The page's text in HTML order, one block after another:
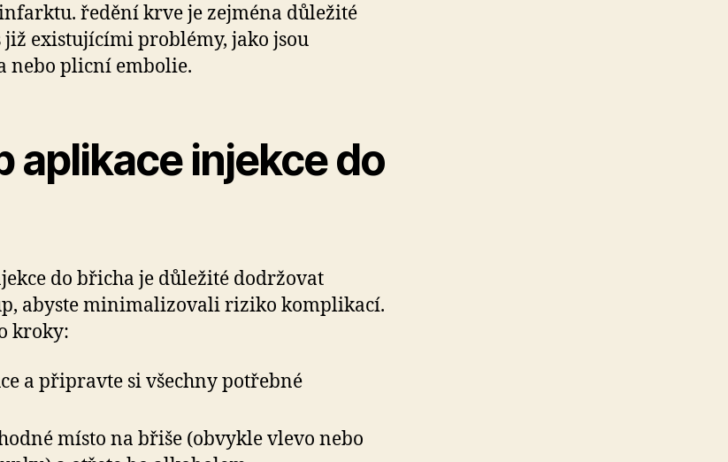
ředění krve je zejména důležité
již existujícími problémy, jako jsou
nebo plicní embolie.
aplikace injekce do
do břicha je důležité dodržovat
abyste minimalizovali riziko komplikací.
kroky:
a připravte si všechny potřebné
místo na břiše (obvykle vlevo nebo